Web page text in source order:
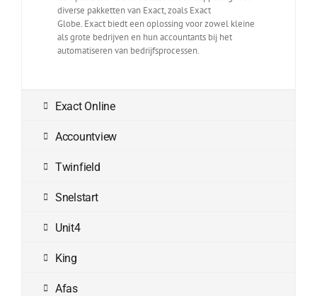
diverse pakketten van Exact, zoals Exact
Globe. Exact biedt een oplossing voor zowel kleine
als grote bedrijven en hun accountants bij het
automatiseren van bedrijfsprocessen.
Exact Online
Accountview
Twinfield
Snelstart
Unit4
King
Afas